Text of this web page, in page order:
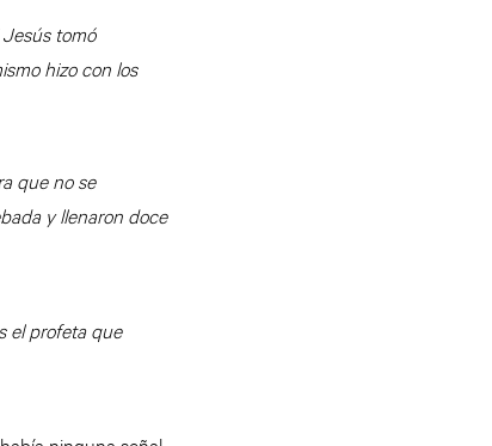
tomó
hizo con los
que no se
y llenaron doce
el profeta que